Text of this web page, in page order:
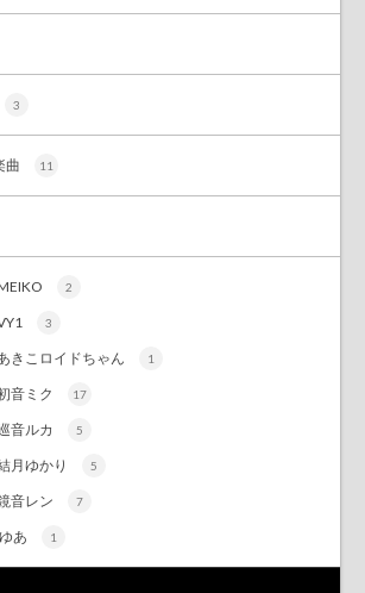
3
曲 11
2
3
きこロイドちゃん 1
音ミク 17
音ルカ 5
月ゆかり 5
音レン 7
あ 1